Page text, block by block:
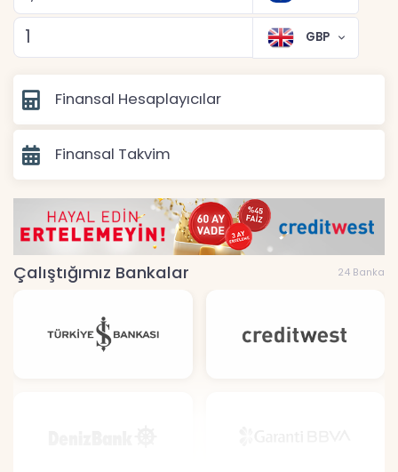
GBP
Finansal Hesaplayıcılar
Finansal Takvim
Çalıştığımız Bankalar 24 Banka